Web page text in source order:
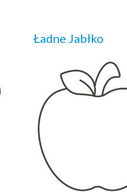
Ładne Jabłko